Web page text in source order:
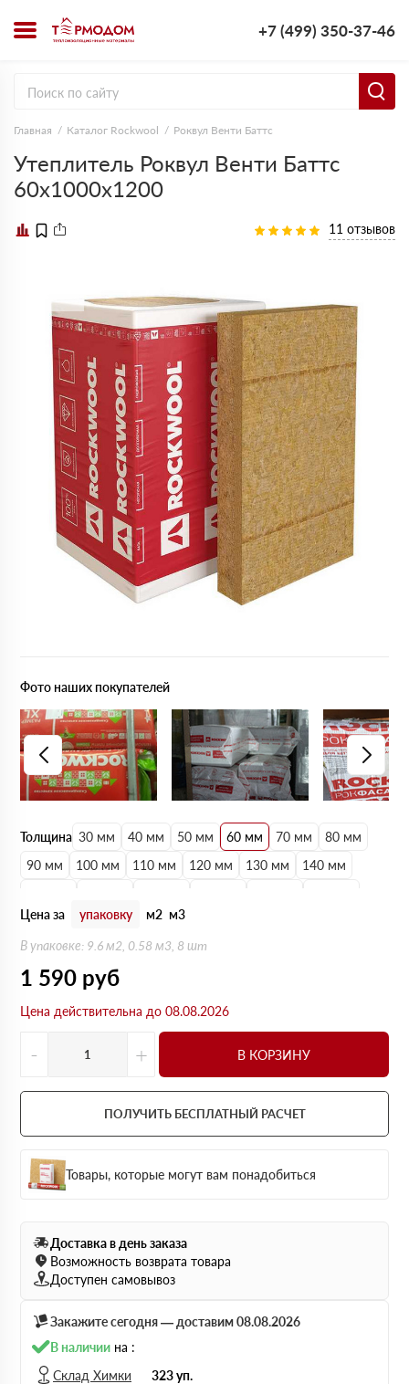
+7 (499) 350-37-46
Главная Каталог Rockwool Роквул Венти Баттс
Утеплитель Роквул Венти Баттс
60х1000х1200
11 отзывов
Толщина 30 мм 40 мм 50 мм 60 мм 70 мм
80 мм
90 мм
100 мм 110 мм 120 мм 130 мм
140 мм
Цена за
упаковку м2 м3
В упаковке: 9.6 м2, 0.58 м3, 8 шт
1 590 руб
Цена действительна до 08.08.2026
- + В КОРЗИНУ
ПОЛУЧИТЬ БЕСПЛАТНЫЙ РАСЧЕТ
Товары, которые могут вам понадобиться
Доставка в день заказа
Возможность возврата товара
Доступен самовывоз
Закажите сегодня — доставим 08.08.2026
В наличии на :
Склад Химки
323 уп.
Фото наших покупателей